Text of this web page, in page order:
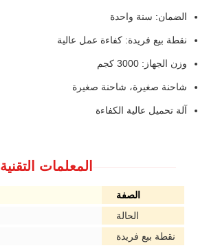
الضمان: سنة واحدة
نقطة بيع فريدة: كفاءة عمل عالية
وزن الجهاز: 3000 كجم
شاحنة صغيرة، شاحنة صغيرة
آلة تحميل عالية الكفاءة
المعلمات التقنية:
الصفة
الحالة
نقطة بيع فريدة